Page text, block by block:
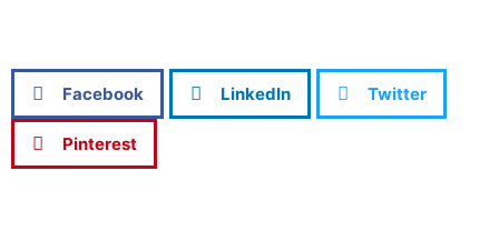
Facebook LinkedIn Twitter
Pinterest